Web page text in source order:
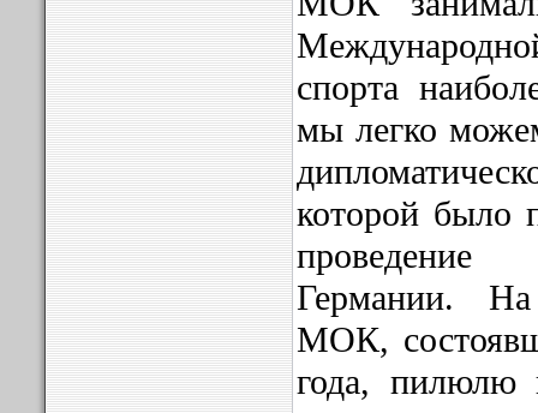
спорта
мы легко
которой было
проведение
Германии.
МОК,
года, пилюлю